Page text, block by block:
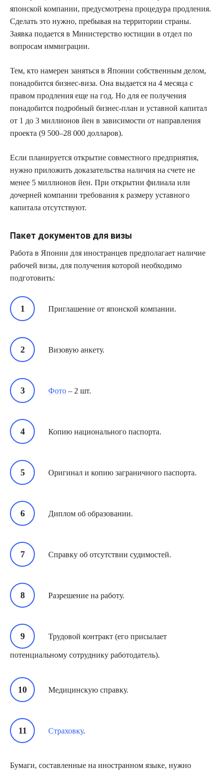
японской компании, предусмотрена процедура продления.
Сделать это нужно, пребывая на территории страны.
Заявка подается в Министерство юстиции в отдел по
вопросам иммиграции.
Тем, кто намерен заняться в Японии собственным делом,
понадобится бизнес-виза. Она выдается на 4 месяца с
правом продления еще на год. Но для ее получения
понадобится подробный бизнес-план и уставной капитал
от 1 до 3 миллионов йен в зависимости от направления
проекта (9 500–28 000 долларов).
Если планируется открытие совместного предприятия,
нужно приложить доказательства наличия на счете не
менее 5 миллионов йен. При открытии филиала или
дочерней компании требования к размеру уставного
капитала отсутствуют.
Пакет документов для визы
Работа в Японии для иностранцев предполагает наличие
рабочей визы, для получения которой необходимо
подготовить:
Приглашение от японской компании.
Визовую анкету.
Фото – 2 шт.
Копию национального паспорта.
Оригинал и копию заграничного паспорта.
Диплом об образовании.
Справку об отсутствии судимостей.
Разрешение на работу.
Трудовой контракт (его присылает
потенциальному сотруднику работодатель).
Медицинскую справку.
Страховку.
Бумаги, составленные на иностранном языке, нужно